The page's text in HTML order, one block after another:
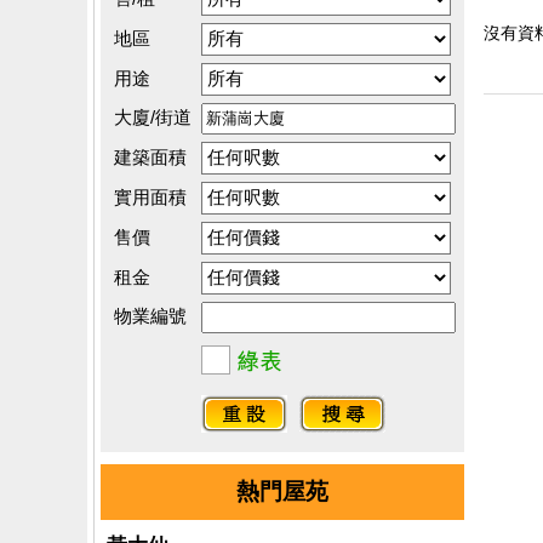
地區
用途
大廈/街道
建築面積
實用面積
售價
租金
物業編號
熱門屋苑
沒有資